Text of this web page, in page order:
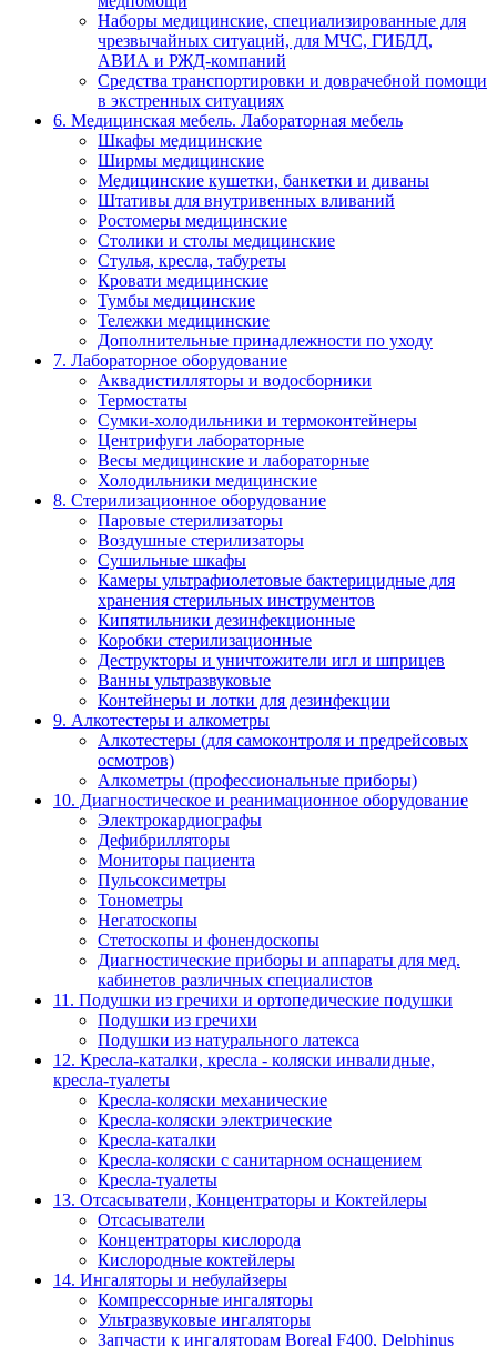
Наборы медицинские, специализированные для
чрезвычайных ситуаций, для МЧС, ГИБДД,
АВИА и РЖД-компаний
Средства транспортировки и доврачебной помощи
в экстренных ситуациях
6. Медицинская мебель. Лабораторная мебель
Шкафы медицинские
Ширмы медицинские
Медицинские кушетки, банкетки и диваны
Штативы для внутривенных вливаний
Ростомеры медицинские
Столики и столы медицинские
Стулья, кресла, табуреты
Кровати медицинские
Тумбы медицинские
Тележки медицинские
Дополнительные принадлежности по уходу
7. Лабораторное оборудование
Аквадистилляторы и водосборники
Термостаты
Сумки-холодильники и термоконтейнеры
Центрифуги лабораторные
Весы медицинские и лабораторные
Холодильники медицинские
8. Стерилизационное оборудование
Паровые стерилизаторы
Воздушные стерилизаторы
Сушильные шкафы
Камеры ультрафиолетовые бактерицидные для
хранения стерильных инструментов
Кипятильники дезинфекционные
Коробки стерилизационные
Деструкторы и уничтожители игл и шприцев
Ванны ультразвуковые
Контейнеры и лотки для дезинфекции
9. Алкотестеры и алкометры
Алкотестеры (для самоконтроля и предрейсовых
осмотров)
Алкометры (профессиональные приборы)
10. Диагностическое и реанимационное оборудование
Электрокардиографы
Дефибрилляторы
Мониторы пациента
Пульсоксиметры
Тонометры
Негатоскопы
Стетоскопы и фонендоскопы
Диагностические приборы и аппараты для мед.
кабинетов различных специалистов
11. Подушки из гречихи и ортопедические подушки
Подушки из гречихи
Подушки из натурального латекса
12. Кресла-каталки, кресла - коляски инвалидные,
кресла-туалеты
Кресла-коляски механические
Кресла-коляски электрические
Кресла-каталки
Кресла-коляски с санитарном оснащением
Кресла-туалеты
13. Отсасыватели, Концентраторы и Коктейлеры
Отсасыватели
Концентраторы кислорода
Кислородные коктейлеры
14. Ингаляторы и небулайзеры
Компрессорные ингаляторы
Ультразвуковые ингаляторы
Запчасти к ингаляторам Boreal F400, Delphinus